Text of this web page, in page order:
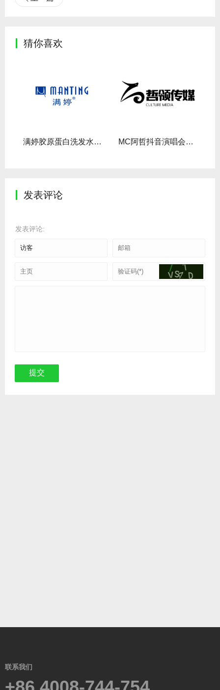
猜你喜欢
满婷胶原蛋白洗发水视频拍摄 MC阿哲抖音演唱会预热视频摄制
发表评论
发表评论:
联系我们